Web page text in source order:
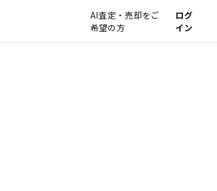
AI査定・売却をご
希望の方
ログ
イン